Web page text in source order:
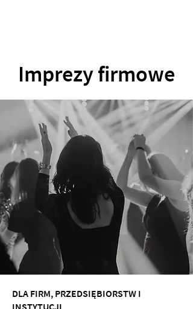
Imprezy firmowe
DLA FIRM, PRZEDSIĘBIORSTW I
INSTYTUCJI